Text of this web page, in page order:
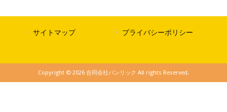
サイトマップ プライバシーポリシー
Copyright © 2026 合同会社バンリック All rights Reserved.